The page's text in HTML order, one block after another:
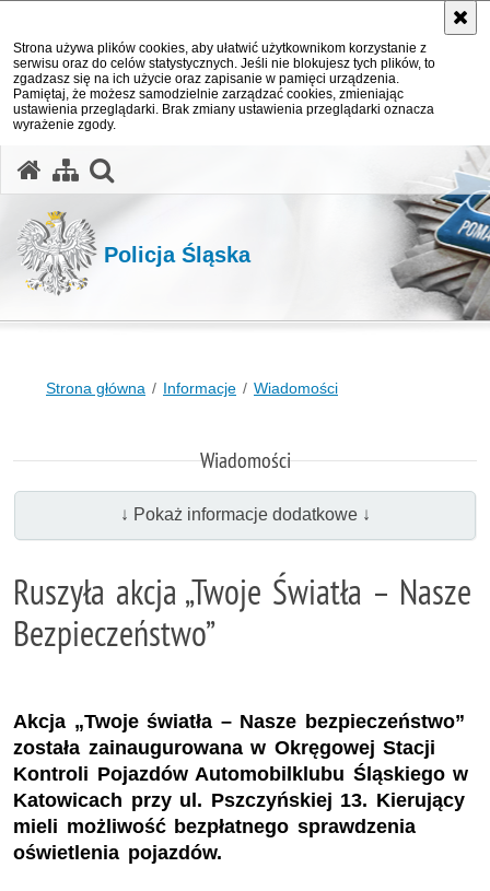
Strona używa plików cookies, aby ułatwić użytkownikom korzystanie z
serwisu oraz do celów statystycznych. Jeśli nie blokujesz tych plików, to
zgadzasz się na ich użycie oraz zapisanie w pamięci urządzenia.
Pamiętaj, że możesz samodzielnie zarządzać cookies, zmieniając
ustawienia przeglądarki. Brak zmiany ustawienia przeglądarki oznacza
wyrażenie zgody.
Policja Śląska
Strona główna Informacje Wiadomości
Wiadomości
↓ Pokaż informacje dodatkowe ↓
Ruszyła akcja „Twoje Światła – Nasze
Bezpieczeństwo”
Akcja „Twoje światła – Nasze bezpieczeństwo”
została zainaugurowana w Okręgowej Stacji
Kontroli Pojazdów Automobilklubu Śląskiego w
Katowicach przy ul. Pszczyńskiej 13. Kierujący
mieli możliwość bezpłatnego sprawdzenia
oświetlenia pojazdów.